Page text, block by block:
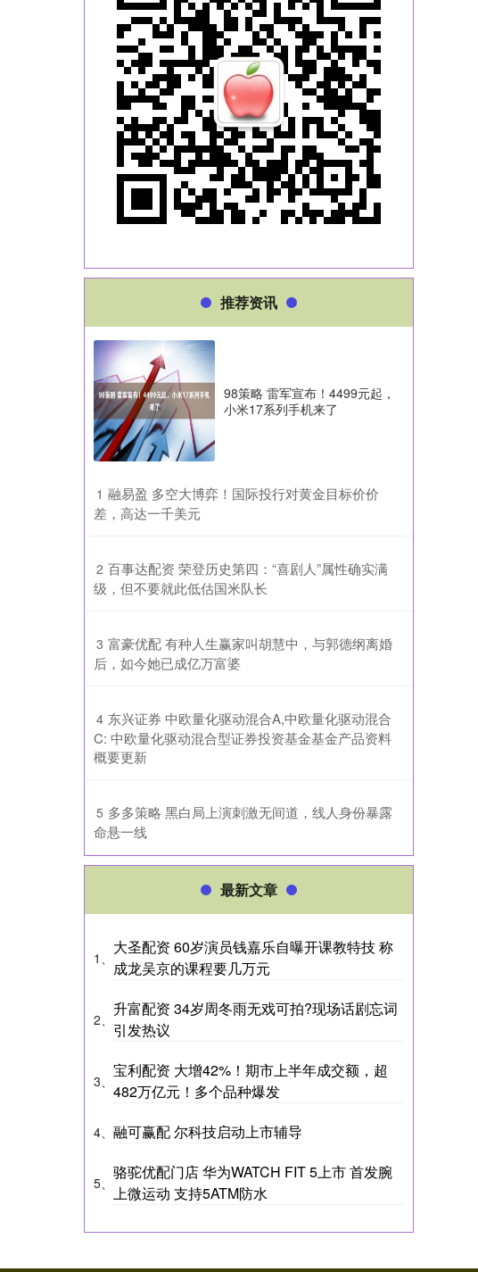
推荐资讯
98策略 雷军宣布！4499元起，
小米17系列手机来了
1 ​融易盈 多空大博弈！国际投行对黄金目标价价
差，高达一千美元
2 ​百事达配资 荣登历史第四：“喜剧人”属性确实满
级，但不要就此低估国米队长
3 ​富豪优配 有种人生赢家叫胡慧中，与郭德纲离婚
后，如今她已成亿万富婆
4 ​东兴证券 中欧量化驱动混合A,中欧量化驱动混合
C: 中欧量化驱动混合型证券投资基金基金产品资料
概要更新
5 ​多多策略 黑白局上演刺激无间道，线人身份暴露
命悬一线
最新文章
1、
大圣配资 60岁演员钱嘉乐自曝开课教特技 称
成龙吴京的课程要几万元
2、
升富配资 34岁周冬雨无戏可拍?现场话剧忘词
引发热议
3、
宝利配资 大增42%！期市上半年成交额，超
482万亿元！多个品种爆发
4、 融可赢配 尔科技启动上市辅导
5、
骆驼优配门店 华为WATCH FIT 5上市 首发腕
上微运动 支持5ATM防水